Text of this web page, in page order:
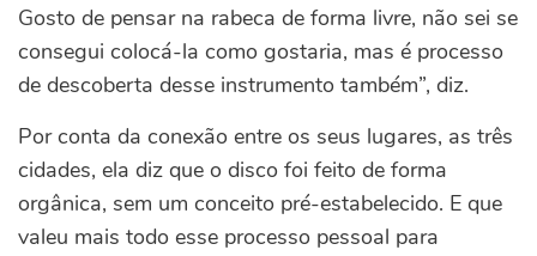
Gosto de pensar na rabeca de forma livre, não sei se
consegui colocá-la como gostaria, mas é processo
de descoberta desse instrumento também”, diz.
Por conta da conexão entre os seus lugares, as três
cidades, ela diz que o disco foi feito de forma
orgânica, sem um conceito pré-estabelecido. E que
valeu mais todo esse processo pessoal para